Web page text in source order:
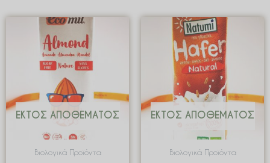
ΕΚΤΌΣ ΑΠΟΘΈΜΑΤΟΣ
Βιολογικά Προϊόντα
ΕΚΤΌΣ ΑΠΟΘΈΜΑΤΟΣ
Βιολογικά Προϊόντα